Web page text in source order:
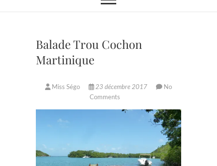
Balade Trou Cochon
Martinique
Miss Ségo 23 décembre 2017
No
Comments